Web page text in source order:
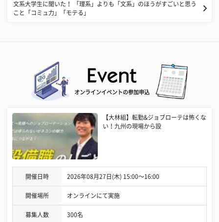
文系大学生に聞いた！ 「理系」よりも「文系」のほうがすごいと思う
こと「コミュ力」「モテる」
オンラインイベントの参加申込
【大林組】転勤&ジョブローテは怖くな
い！九州の現場から設
開催日時 2026年08月27日(木) 15:00〜16:00
開催場所 オンラインにて実施
募集人数 300名